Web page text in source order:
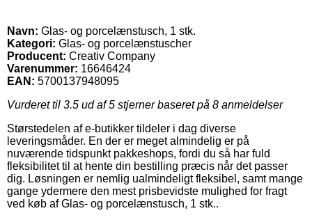
Navn: Glas- og porcelænstusch, 1 stk.
Kategori: Glas- og porcelænstuscher
Producent: Creativ Company
Varenummer: 16646424
EAN: 5700137948095
Vurderet til 3.5 ud af 5 stjerner baseret på 8 anmeldelser
Størstedelen af e-butikker tildeler i dag diverse
leveringsmåder. En der er meget almindelig er på
nuværende tidspunkt pakkeshops, fordi du så har fuld
fleksibilitet til at hente din bestilling præcis når det passer
dig. Løsningen er nemlig ualmindeligt fleksibel, samt mange
gange ydermere den mest prisbevidste mulighed for fragt
ved køb af Glas- og porcelænstusch, 1 stk..